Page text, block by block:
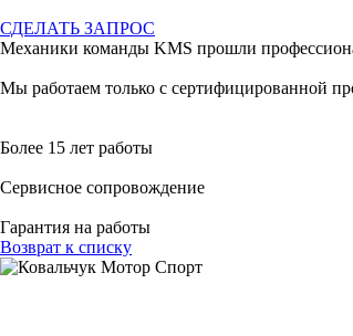
СДЕЛАТЬ ЗАПРОС
Механики команды KMS прошли
Мы работаем только с сертифицированной
Более 15 лет работы
Сервисное сопровождение
Гарантия на работы
Возврат к списку